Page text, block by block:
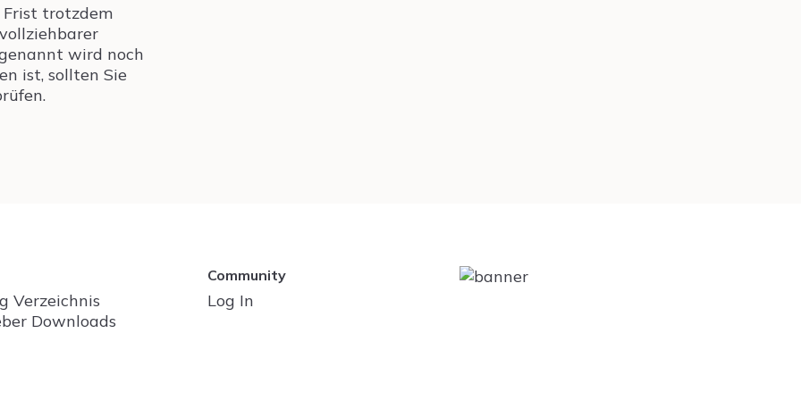
Frist trotzdem
wird noch
ist, sollten Sie
Verzeichnis
Downloads
Community
Log In